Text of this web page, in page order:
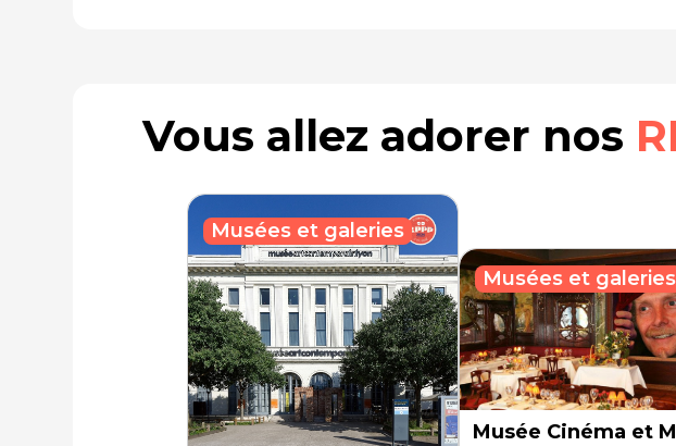
Vous allez adorer nos
Musées et galeries
Musée Cinéma et
Musées et galeries